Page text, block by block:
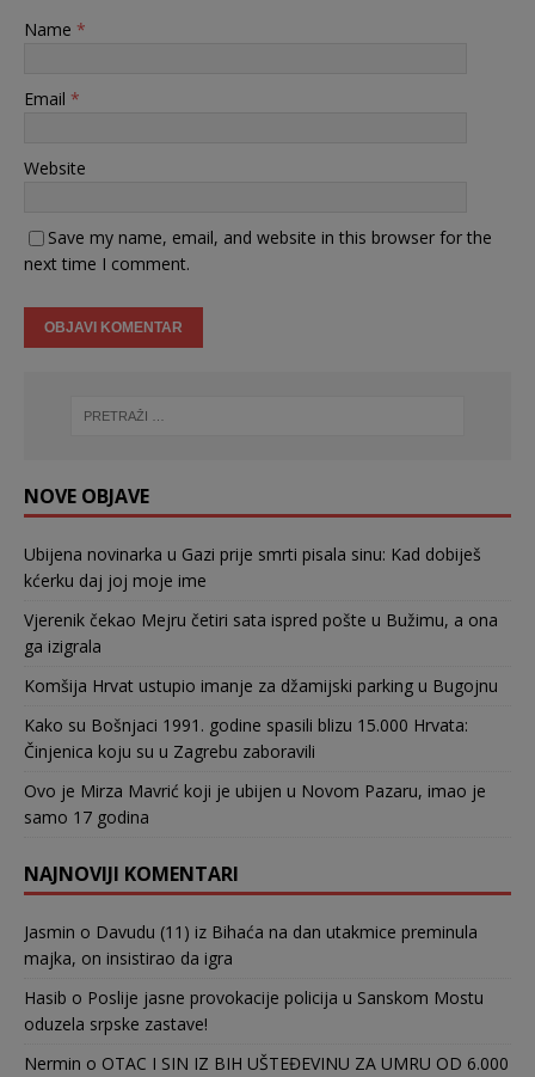
Name *
Email *
Website
Save my name, email, and website in this browser for the
next time I comment.
NOVE OBJAVE
Ubijena novinarka u Gazi prije smrti pisala sinu: Kad dobiješ
kćerku daj joj moje ime
Vjerenik čekao Mejru četiri sata ispred pošte u Bužimu, a ona
ga izigrala
Komšija Hrvat ustupio imanje za džamijski parking u Bugojnu
Kako su Bošnjaci 1991. godine spasili blizu 15.000 Hrvata:
Činjenica koju su u Zagrebu zaboravili
Ovo je Mirza Mavrić koji je ubijen u Novom Pazaru, imao je
samo 17 godina
NAJNOVIJI KOMENTARI
Jasmin o Davudu (11) iz Bihaća na dan utakmice preminula
majka, on insistirao da igra
Hasib o Poslije jasne provokacije policija u Sanskom Mostu
oduzela srpske zastave!
Nermin o OTAC I SIN IZ BIH UŠTEĐEVINU ZA UMRU OD 6.000